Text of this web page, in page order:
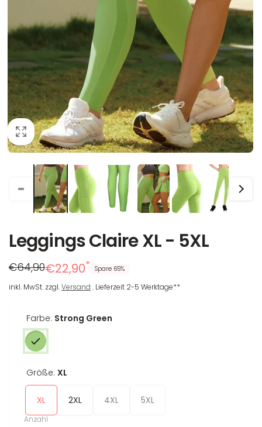
Leggings Claire XL - 5XL
Regulärer
Preis
€64,90
Reduzierter
Preis
€22,90* Spare 65%
inkl. MwSt. zzgl.Versand . Lieferzeit 2-5 Werktage**
Farbe: Strong Green
Größe: XL
XL 2XL 4XL 5XL
Anzahl